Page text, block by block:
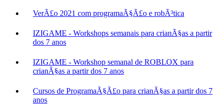
VerÃ£o 2021 com programaÃ§Ã£o e robÃ³tica
IZIGAME - Workshops semanais para crianÃ§as a partir
dos 7 anos
IZIGAME - Workshop semanal de ROBLOX para
crianÃ§as a partir dos 7 anos
Cursos de ProgramaÃ§Ã£o para crianÃ§as a partir dos 7
anos